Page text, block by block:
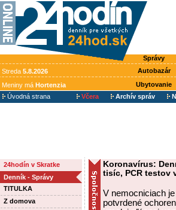
Správy
Streda 5.8.2026 Autobazár
Meniny má Hortenzia Ubytovanie
Úvodná strana
Včera Archív správ
24hodín v Skratke
Denník - Správy
TITULKA
Z domova
Koronavírus:
tisíc, PCR testov
V nemocniciach
potvrdené